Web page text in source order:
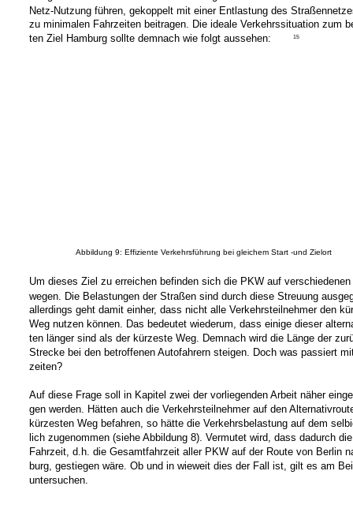
Netz-Nutzung führen, gekoppelt mit einer Entlastung des
zu minimalen Fahrzeiten beitragen. Die ideale Verkehrssituation zum
ten Ziel Hamburg sollte demnach wie folgt aussehen:
15
Abbildung 9: Effiziente Verkehrsführung bei gleichem Start -und Zielort
Um dieses Ziel zu erreichen befinden sich die PKW auf verschiedenen
wegen. Die Belastungen der Straßen sind durch diese Streuung
allerdings geht damit einher, dass nicht alle Verkehrsteilnehmer den
Weg nutzen können. Das bedeutet wiederum, dass einige dieser
ten länger sind als der kürzeste Weg. Demnach wird die Länge der
Strecke bei den betroffenen Autofahrern steigen. Doch was passiert
zeiten?
Auf diese Frage soll in Kapitel zwei der vorliegenden Arbeit näher
gen werden. Hätten auch die Verkehrsteilnehmer auf den
kürzesten Weg befahren, so hätte die Verkehrsbelastung auf dem
lich zugenommen (siehe Abbildung 8). Vermutet wird, dass dadurch
Fahrzeit, d.h. die Gesamtfahrzeit aller PKW auf der Route von Berlin
burg, gestiegen wäre. Ob und in wieweit dies der Fall ist, gilt es am
untersuchen.